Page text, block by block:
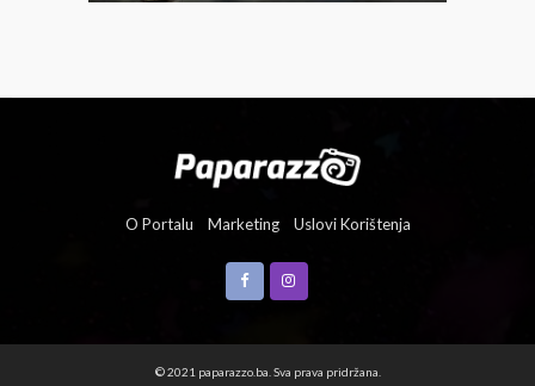
O Portalu Marketing Uslovi Korištenja
© 2021 paparazzo.ba. Sva prava pridržana.